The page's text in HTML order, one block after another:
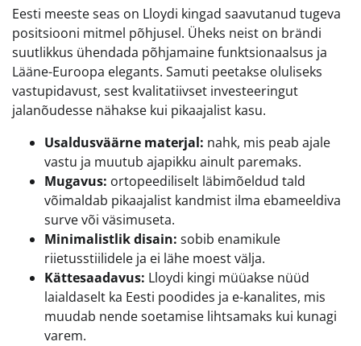
Eesti meeste seas on Lloydi kingad saavutanud tugeva
positsiooni mitmel põhjusel. Üheks neist on brändi
suutlikkus ühendada põhjamaine funktsionaalsus ja
Lääne-Euroopa elegants. Samuti peetakse oluliseks
vastupidavust, sest kvalitatiivset investeeringut
jalanõudesse nähakse kui pikaajalist kasu.
Usaldusväärne materjal: nahk, mis peab ajale
vastu ja muutub ajapikku ainult paremaks.
Mugavus: ortopeediliselt läbimõeldud tald
võimaldab pikaajalist kandmist ilma ebameeldiva
surve või väsimuseta.
Minimalistlik disain: sobib enamikule
riietusstiilidele ja ei lähe moest välja.
Kättesaadavus: Lloydi kingi müüakse nüüd
laialdaselt ka Eesti poodides ja e-kanalites, mis
muudab nende soetamise lihtsamaks kui kunagi
varem.